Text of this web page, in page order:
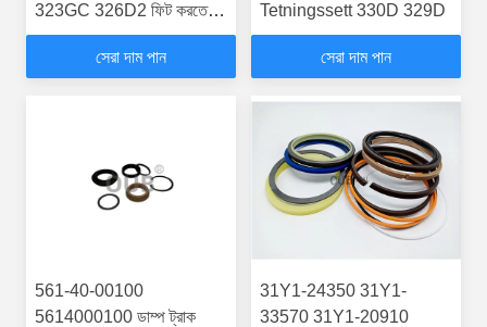
323GC 326D2 ফিট করতে
পারে
সেরা দাম পান
Tetningssett 330D 329D
সেরা দাম পান
561-40-00100
5614000100 ডাম্প ট্রাক
31Y1-24350 31Y1-
33570 31Y1-20910